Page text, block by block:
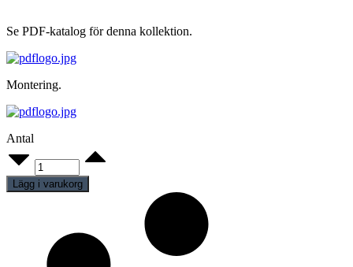
Se PDF-katalog för denna kollektion.
Montering.
Antal
Dam
F05WH
quantity
Lägg i varukorg